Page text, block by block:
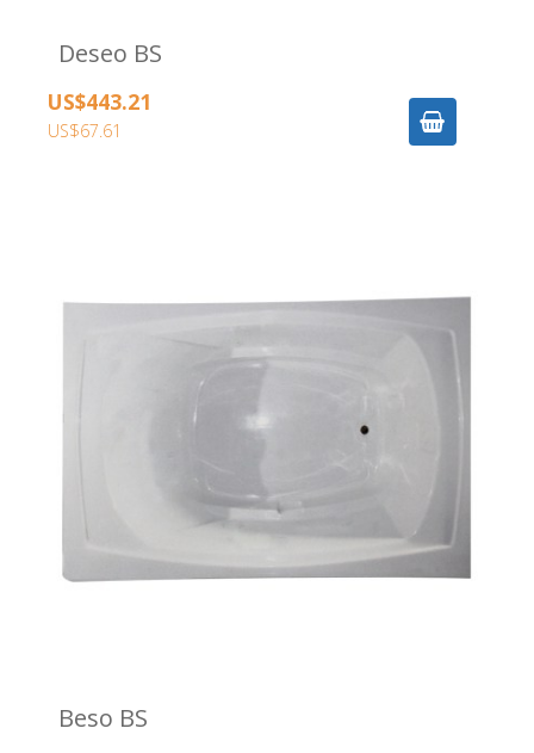
Deseo BS
US$443.21
US$67.61
Beso BS